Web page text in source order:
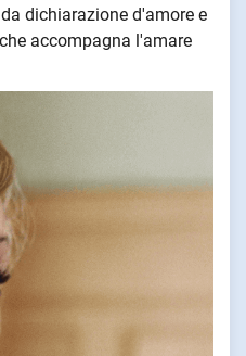
dichiarazione d'amore e
accompagna l'amare